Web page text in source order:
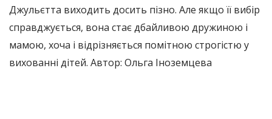
Джульєтта виходить досить пізно. Але якщо її вибір
справджується, вона стає дбайливою дружиною і
мамою, хоча і відрізняється помітною строгістю у
вихованні дітей. Автор: Ольга Іноземцева